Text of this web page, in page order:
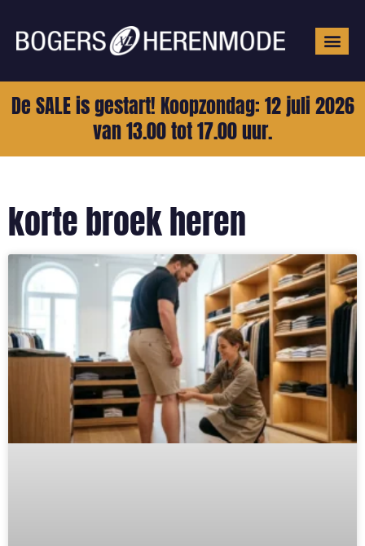
De SALE is gestart! Koopzondag: 12 juli 2026
van 13.00 tot 17.00 uur.
korte broek heren